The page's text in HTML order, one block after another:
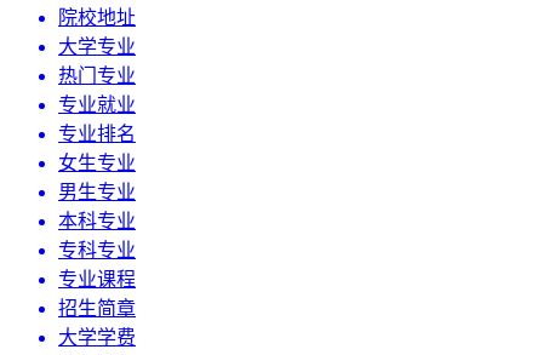
院校地址
大学专业
热门专业
专业就业
专业排名
女生专业
男生专业
本科专业
专科专业
专业课程
招生简章
大学学费